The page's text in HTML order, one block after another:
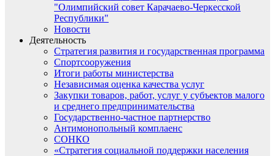
"Олимпийский совет Карачаево-Черкесской
Республики"
Новости
Деятельность
Стратегия развития и государственная программа
Спортсооружения
Итоги работы министерства
Независимая оценка качества услуг
Закупки товаров, работ, услуг у субъектов малого
и среднего предпринимательства
Государственно-частное партнерство
Антимонопольный комплаенс
СОНКО
«Стратегия социальной поддержки населения